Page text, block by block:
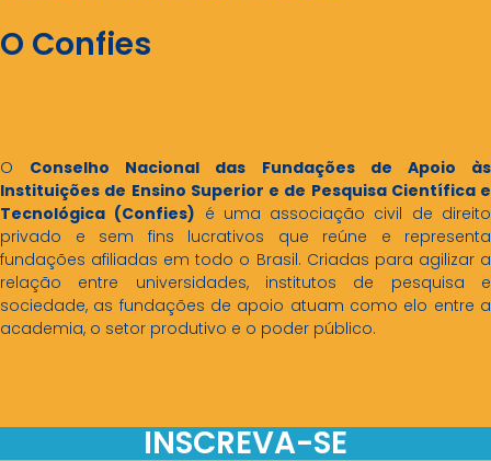
O Confies
O Conselho Nacional das Fundações de Apoio às
Instituições de Ensino Superior e de Pesquisa Científica e
Tecnológica (Confies) é uma associação civil de direito
privado e sem fins lucrativos que reúne e representa
fundações afiliadas em todo o Brasil. Criadas para agilizar a
relação entre universidades, institutos de pesquisa e
sociedade, as fundações de apoio atuam como elo entre a
academia, o setor produtivo e o poder público.
INSCREVA-SE